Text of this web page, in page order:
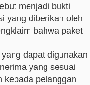
menjadi bukti
yang diberikan oleh
bahwa paket
dapat digunakan
yang sesuai
kepada pelanggan